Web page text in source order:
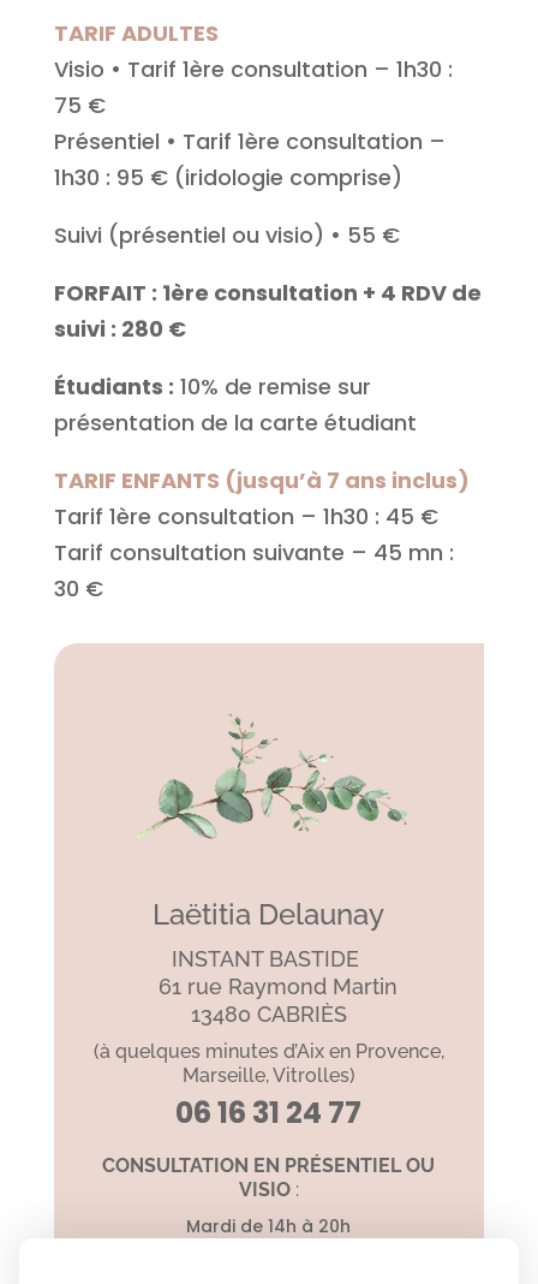
TARIF ADULTES
Visio • Tarif 1ère consultation – 1h30 :
75 €
Présentiel • Tarif 1ère consultation –
1h30 : 95 € (iridologie comprise)
Suivi (présentiel ou visio) • 55 €
FORFAIT : 1ère consultation + 4 RDV de
suivi : 280 €
Étudiants : 10% de remise sur
présentation de la carte étudiant
TARIF ENFANTS (jusqu’à 7 ans inclus)
Tarif 1ère consultation – 1h30 : 45 €
Tarif consultation suivante – 45 mn :
30 €
Laëtitia Delaunay
INSTANT BASTIDE
61 rue Raymond Martin
13480 CABRIÈS
(à quelques minutes d’Aix en Provence,
Marseille, Vitrolles)
06 16 31 24 77
CONSULTATION EN PRÉSENTIEL OU
VISIO:
Mardi de 14h à 20h